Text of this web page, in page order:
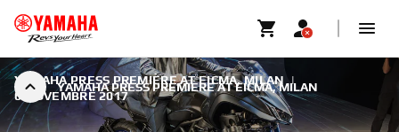
YAMAHA PRESS PREMIÈRE AT EICMA, MILAN
YAMAHA PRESS PREMIÈRE AT EICMA, MILAN
|
6 NOVEMBRE 2017